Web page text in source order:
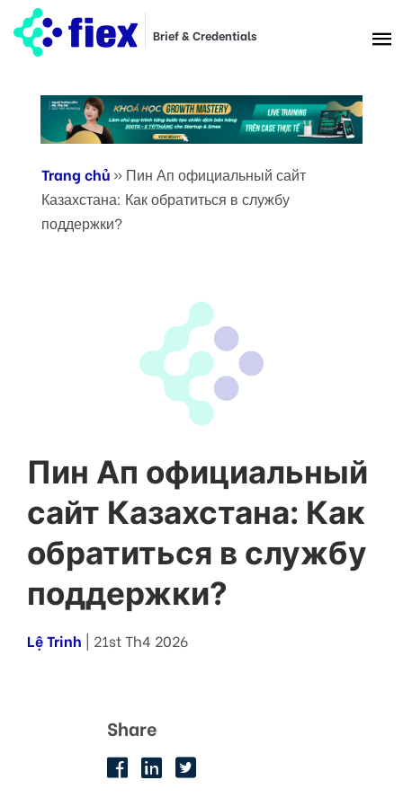
Brief & Credentials
Trang chủ » Пин Ап официальный сайт
Казахстана: Как обратиться в службу
поддержки?
Пин Ап официальный
сайт Казахстана: Как
обратиться в службу
поддержки?
Lệ Trinh | 21st Th4 2026
Share